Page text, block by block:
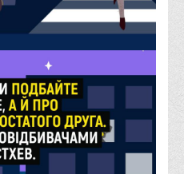
здобувачів вищої освіти на
замовлення
академічної групи